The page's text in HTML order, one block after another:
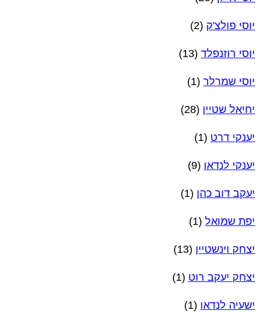
יוסי פולצ'ק (2)
יוסי רוזנפלד (13)
יוסי שמרלר (1)
יחיאל שטיין (28)
יענקי דרט (1)
יענקי לנדאו (9)
יעקב דוב כהן (1)
יפת שמואל (1)
יצחק וינשטיין (13)
יצחק יעקב רוט (1)
ישעיה לנדאו (1)